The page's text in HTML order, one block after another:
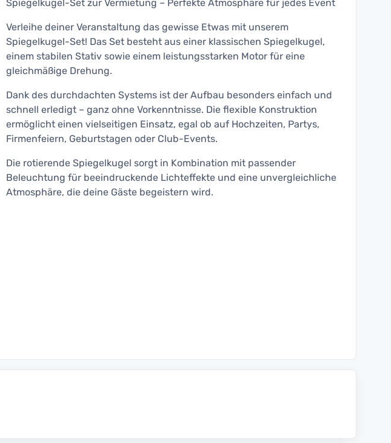
Spiegelkugel-Set zur Vermietung – Perfekte Atmosphäre für jedes Event
Verleihe deiner Veranstaltung das gewisse Etwas mit unserem
Spiegelkugel-Set! Das Set besteht aus einer klassischen Spiegelkugel,
einem stabilen Stativ sowie einem leistungsstarken Motor für eine
gleichmäßige Drehung.
Dank des durchdachten Systems ist der Aufbau besonders einfach und
schnell erledigt – ganz ohne Vorkenntnisse. Die flexible Konstruktion
ermöglicht einen vielseitigen Einsatz, egal ob auf Hochzeiten, Partys,
Firmenfeiern, Geburtstagen oder Club-Events.
Die rotierende Spiegelkugel sorgt in Kombination mit passender
Beleuchtung für beeindruckende Lichteffekte und eine unvergleichliche
Atmosphäre, die deine Gäste begeistern wird.